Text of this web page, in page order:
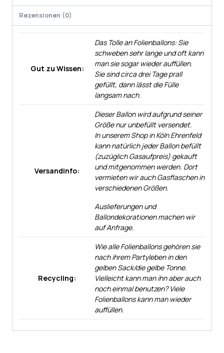
Rezensionen (0)
Gut zu Wissen:
Das Tolle an Folienballons: Sie
schweben sehr lange und oft kann
man sie sogar wieder auffüllen.
Sie sind circa drei Tage prall
gefüllt, dann lässt die Fülle
langsam nach.
Versandinfo:
Dieser Ballon wird aufgrund seiner
Größe nur unbefüllt versendet.
In unserem Shop in Köln Ehrenfeld
kann natürlich jeder Ballon befüllt
(zuzüglich Gasaufpreis) gekauft
und mitgenommen werden. Dort
vermieten wir auch Gasflaschen in
verschiedenen Größen.
Auslieferungen und
Ballondekorationen machen wir
auf Anfrage.
Recycling:
Wie alle Folienballons gehören sie
nach ihrem Partyleben in den
gelben Sack/die gelbe Tonne.
Vielleicht kann man ihn aber auch
noch einmal benutzen? Viele
Folienballons kann man wieder
auffüllen.